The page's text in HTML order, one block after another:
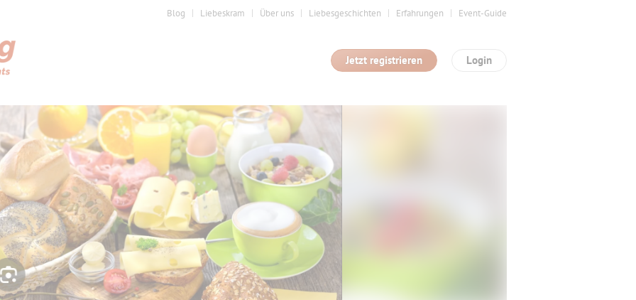
Blog Liebeskram Über uns Liebesgeschichten Erfahrungen Event-Guide
Login
Jetzt registrieren